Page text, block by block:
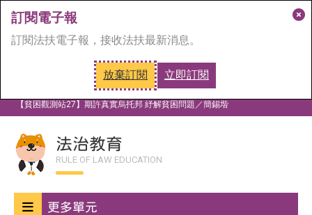
訂閱電子報
訂閱法扶電子報，接收法扶最新消息。
放棄訂閱 立即訂閱
視
窗
法扶報報
【貧困觀測站27】期許真實烏托邦 紓解貧困問題／簡錫堦
法治教育
RULE OF LAW EDUCATION
更多單元